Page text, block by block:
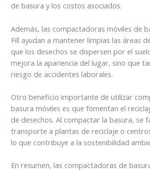
de basura y los costos asociados.
Además, las compactadoras móviles de
Fill ayudan a mantener limpias las áreas
que los desechos se dispersen por el
mejora la apariencia del lugar, sino que
riesgo de accidentes laborales.
Otro beneficio importante de utilizar
basura móviles es que fomentan el
de desechos. Al compactar la basura, se
transporte a plantas de reciclaje o
lo que contribuye a la sostenibilidad
En resumen, las compactadoras de